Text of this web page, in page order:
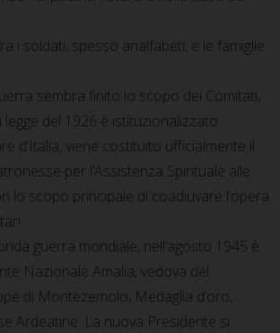
i soldati, spesso analfabeti, e le famiglie
sembra finito lo scopo dei Comitati,
del 1926 è istituzionalizzato
d’Italia, viene costituito ufficialmente il
per l’Assistenza Spirituale alle
lo scopo principale di coadiuvare l’opera
guerra mondiale, nell’agosto 1945 è
Nazionale Amalia, vedova del
di Montezemolo, Medaglia d’oro,
Ardeatine. La nuova Presidente si